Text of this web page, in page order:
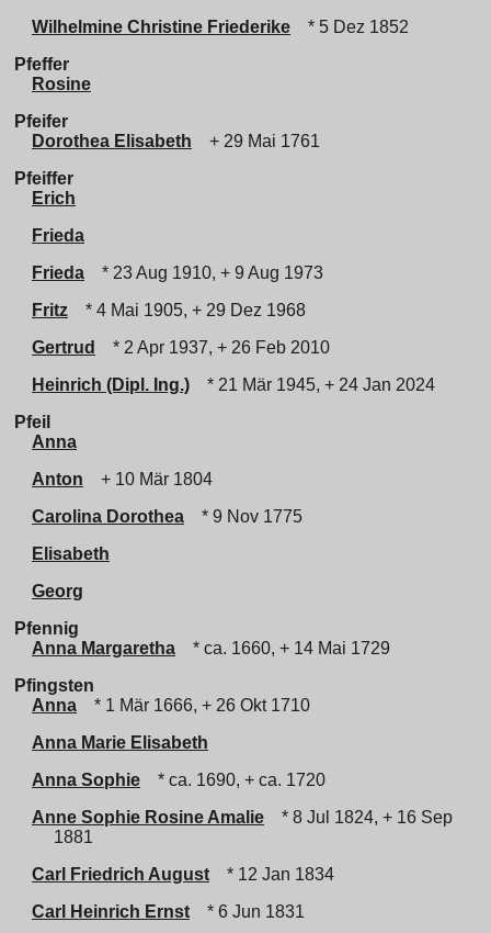
Wilhelmine Christine Friederike
* 5 Dez 1852
Pfeffer
Rosine
Pfeifer
Dorothea Elisabeth
+ 29 Mai 1761
Pfeiffer
Erich
Frieda
Frieda
* 23 Aug 1910, + 9 Aug 1973
Fritz
* 4 Mai 1905, + 29 Dez 1968
Gertrud
* 2 Apr 1937, + 26 Feb 2010
Heinrich (Dipl. Ing.)
* 21 Mär 1945, + 24 Jan 2024
Pfeil
Anna
Anton
+ 10 Mär 1804
Carolina Dorothea
* 9 Nov 1775
Elisabeth
Georg
Pfennig
Anna Margaretha
* ca. 1660, + 14 Mai 1729
Pfingsten
Anna
* 1 Mär 1666, + 26 Okt 1710
Anna Marie Elisabeth
Anna Sophie
* ca. 1690, + ca. 1720
Anne Sophie Rosine Amalie
* 8 Jul 1824, + 16 Sep
1881
Carl Friedrich August
* 12 Jan 1834
Carl Heinrich Ernst
* 6 Jun 1831